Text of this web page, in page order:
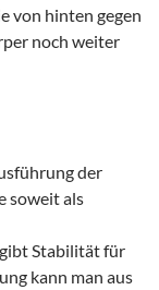
von hinten gegen
noch weiter
der
soweit als
Stabilität für
kann man aus